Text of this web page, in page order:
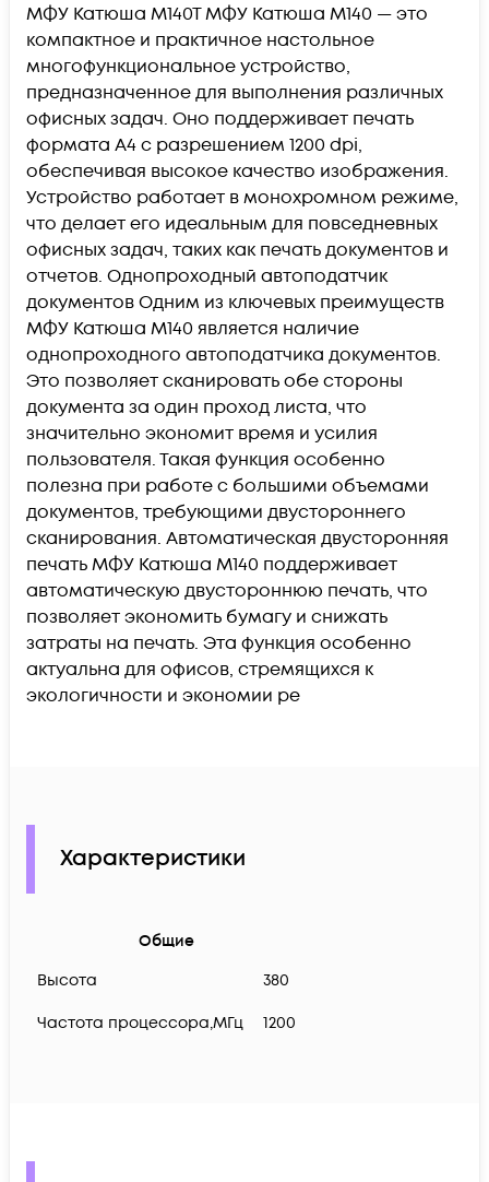
МФУ Катюша M140T МФУ Катюша M140 — это
компактное и практичное настольное
многофункциональное устройство,
предназначенное для выполнения различных
офисных задач. Оно поддерживает печать
формата A4 с разрешением 1200 dpi,
обеспечивая высокое качество изображения.
Устройство работает в монохромном режиме,
что делает его идеальным для повседневных
офисных задач, таких как печать документов и
отчетов. Однопроходный автоподатчик
документов Одним из ключевых преимуществ
МФУ Катюша M140 является наличие
однопроходного автоподатчика документов.
Это позволяет сканировать обе стороны
документа за один проход листа, что
значительно экономит время и усилия
пользователя. Такая функция особенно
полезна при работе с большими объемами
документов, требующими двустороннего
сканирования. Автоматическая двусторонняя
печать МФУ Катюша M140 поддерживает
автоматическую двустороннюю печать, что
позволяет экономить бумагу и снижать
затраты на печать. Эта функция особенно
актуальна для офисов, стремящихся к
экологичности и экономии ре
Характеристики
Общие
Высота
380
Частота процессора,МГц 1200